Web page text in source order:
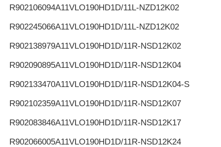
R902106094A11VLO190HD1D/11L-NZD12K02
R902245066A11VLO190HD1D/11L-NZD12K02
R902138979A11VLO190HD1D/11R-NSD12K02
R902090895A11VLO190HD1D/11R-NSD12K04
R902133470A11VLO190HD1D/11R-NSD12K04-S
R902102359A11VLO190HD1D/11R-NSD12K07
R902083846A11VLO190HD1D/11R-NSD12K17
R902066005A11VLO190HD1D/11R-NSD12K24